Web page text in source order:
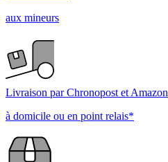
aux mineurs
Livraison par Chronopost et Amazon
à domicile ou en point relais*